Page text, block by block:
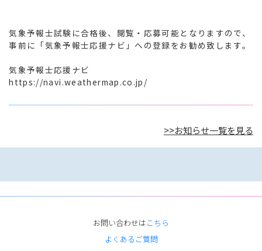
気象予報士試験に合格後、閲覧・応募可能となりますので、
事前に「気象予報士応援ナビ」への登録をお勧め致します。
気象予報士応援ナビ
https://navi.weathermap.co.jp/
>>お知らせ一覧を見る
お問い合わせはこちら
よくあるご質問